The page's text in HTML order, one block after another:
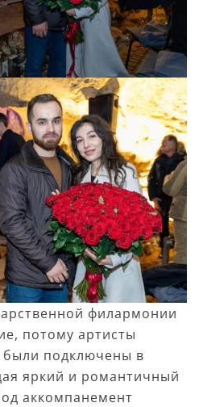
филармонии
потому артисты
были подключены в
яркий и романтичный
аккомпанемент